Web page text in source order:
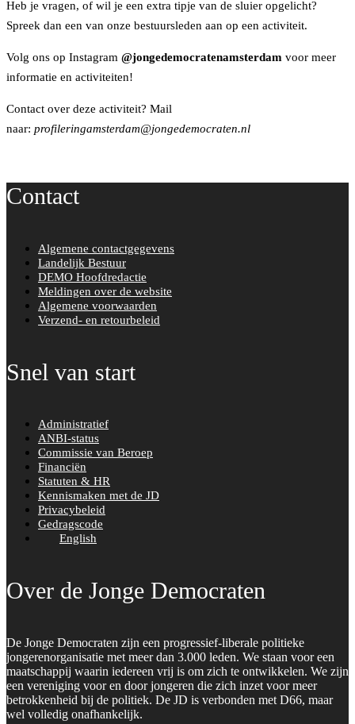
e
b
o
o
t
a
g
r
m
t
t
Heb je vragen, of wil je een extra tipje van de sluier opgelicht?
Spreek dan een van onze bestuursleden aan op een activiteit.
Volg ons op Instagram @jongedemocratenamsterdam voor meer
informatie en activiteiten!
Contact over deze activiteit? Mail
naar: profileringamsterdam@jongedemocraten.nl
Contact
Algemene contactgegevens
Landelijk Bestuur
DEMO Hoofdredactie
Meldingen over de website
Algemene voorwaarden
Verzend- en retourbeleid
Snel van start
Administratief
ANBI-status
Commissie van Beroep
Financiën
Statuten & HR
Kennismaken met de JD
Privacybeleid
Gedragscode
English
Over de Jonge Democraten
De Jonge Democraten zijn een progressief-liberale politieke
jongerenorganisatie met meer dan 3.000 leden. We staan voor een
maatschappij waarin iedereen vrij is om zich te ontwikkelen. We zijn
een vereniging voor en door jongeren die zich inzet voor meer
betrokkenheid bij de politiek. De JD is verbonden met D66, maar
wel volledig onafhankelijk.